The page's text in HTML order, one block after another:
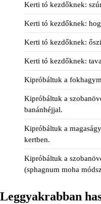
Kerti tó kezdőknek:
Kerti tó kezdőknek:
Kerti tó kezdőknek:
Kerti tó kezdőknek:
Kipróbáltuk a
Kipróbáltuk a
banánhéjjal.
Kipróbáltuk a
kertben.
Kipróbáltuk a
(sphagnum moha
Leggyakrabban